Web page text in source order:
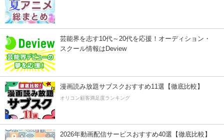
芸能界を志す10代～20代を応援！オーディション・
スクール情報はDeview
漫画読み放題サブスクおすすめ11選【徹底比較】
オリコン顧客満足度ランキング
2026年動画配信サービスおすすめ40選【徹底比較】